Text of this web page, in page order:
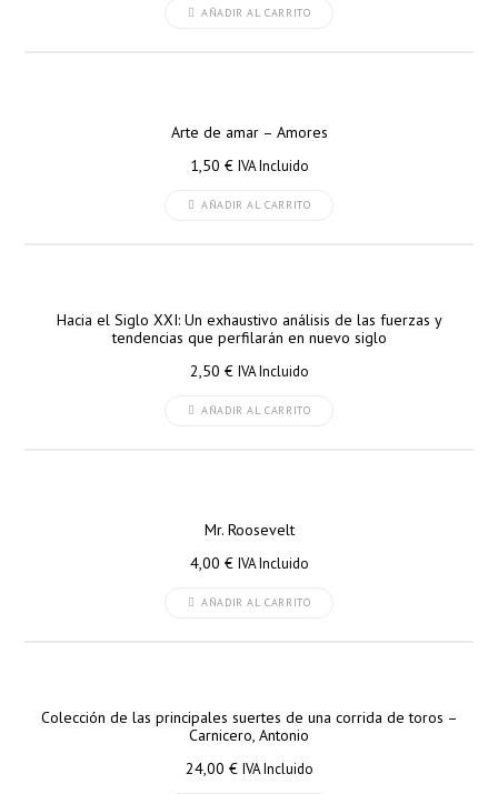
AÑADIR AL CARRITO
Arte de amar – Amores
1,50 € IVA Incluido
AÑADIR AL CARRITO
Hacia el Siglo XXI: Un exhaustivo análisis de las fuerzas y
tendencias que perfilarán en nuevo siglo
2,50 € IVA Incluido
AÑADIR AL CARRITO
Mr. Roosevelt
4,00 € IVA Incluido
AÑADIR AL CARRITO
Colección de las principales suertes de una corrida de toros –
Carnicero, Antonio
24,00 € IVA Incluido